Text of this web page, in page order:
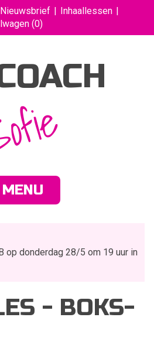
Nieuwsbrief
Inhaallessen
(0)
MENU
op donderdag 28/5 om 19 uur in
- BOKS-